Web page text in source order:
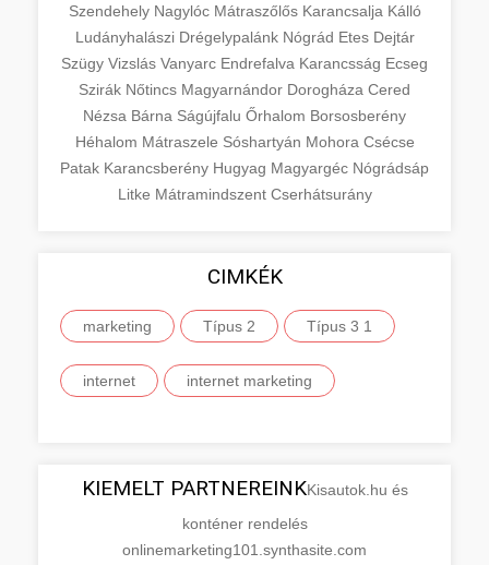
Szendehely Nagylóc Mátraszőlős Karancsalja Kálló
Ludányhalászi Drégelypalánk Nógrád Etes Dejtár
Szügy Vizslás Vanyarc Endrefalva Karancsság Ecseg
Szirák Nőtincs Magyarnándor Dorogháza Cered
Nézsa Bárna Ságújfalu Őrhalom Borsosberény
Héhalom Mátraszele Sóshartyán Mohora Csécse
Patak Karancsberény Hugyag Magyargéc Nógrádsáp
Litke Mátramindszent Cserhátsurány
CIMKÉK
marketing Típus 2 Típus 3 1
internet internet marketing
KIEMELT PARTNEREINKKisautok.hu és
konténer rendelés
onlinemarketing101.synthasite.com